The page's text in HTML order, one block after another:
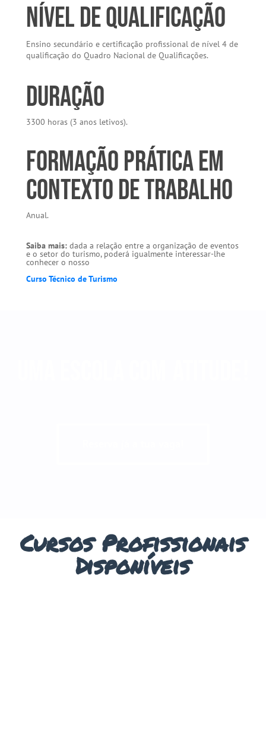
Nível de Qualificação
Ensino secundário e certificação profissional de nível 4 de
qualificação do Quadro Nacional de Qualificações.
Duração
3300 horas (3 anos letivos).
Formação Prática em
Contexto de Trabalho
Anual.
Saiba mais:dada a relação entre a organização de eventos
e o setor do turismo, poderá igualmente interessar-lhe
conhecer o nosso
Curso Técnico de Turismo
Cursos Profissionais
Disponíveis